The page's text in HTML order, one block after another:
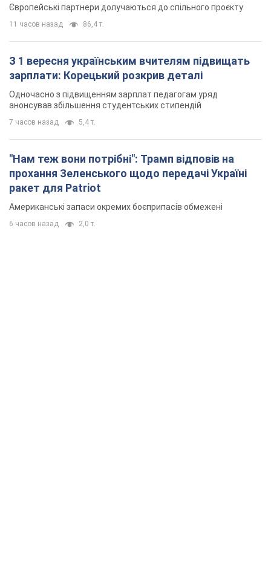
Європейські партнери долучаються до спільного проєкту
11 часов назад 86,4 т.
З 1 вересня українським вчителям підвищать
зарплати: Корецький розкрив деталі
Одночасно з підвищенням зарплат педагогам уряд
анонсував збільшення студентських стипендій
7 часов назад 5,4 т.
"Нам теж вони потрібні": Трамп відповів на
прохання Зеленського щодо передачі Україні
ракет для Patriot
Американські запаси окремих боєприпасів обмежені
6 часов назад 2,0 т.